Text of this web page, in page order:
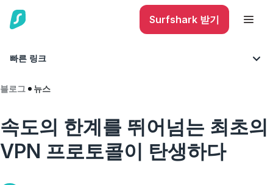
Surfshark 받기
빠른 링크
블로그 뉴스
속도의 한계를 뛰어넘는 최초의
VPN 프로토콜이 탄생하다